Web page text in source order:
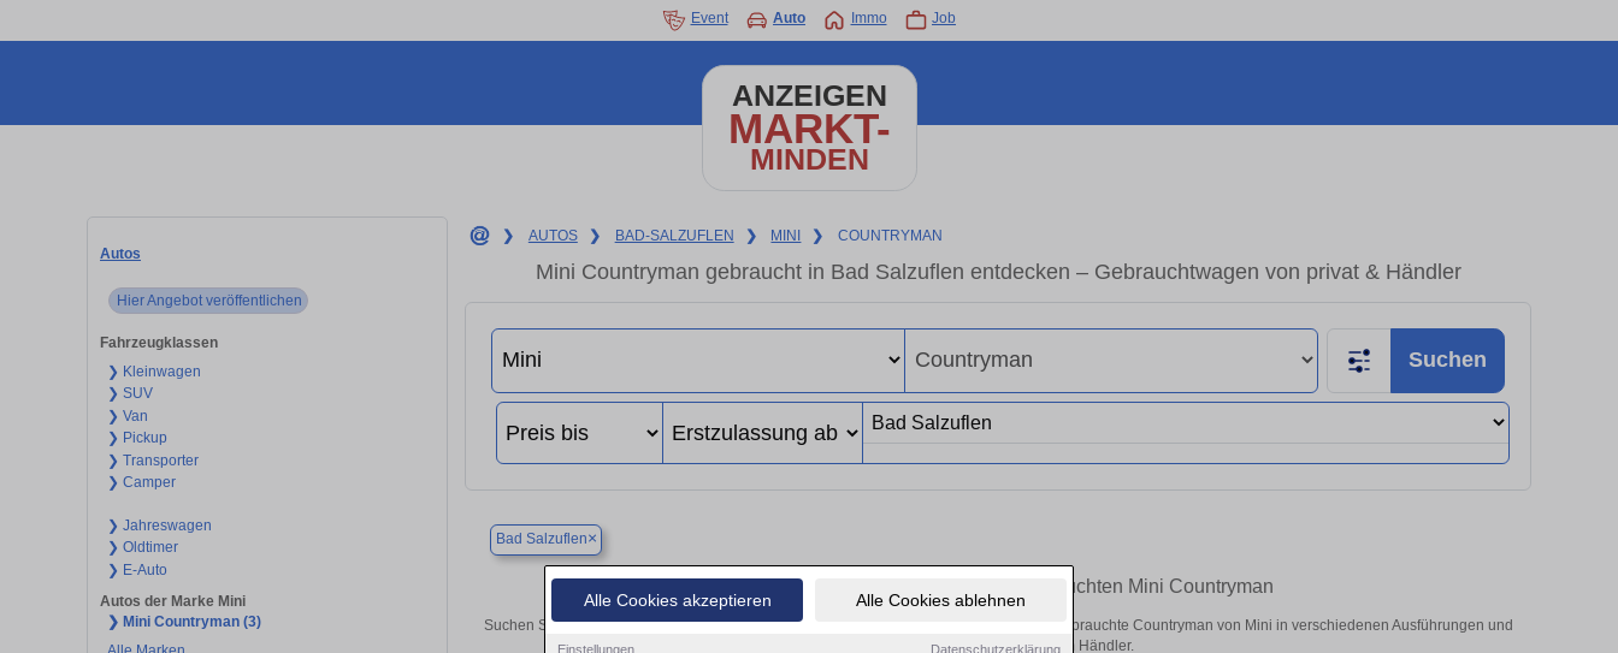
Alle Cookies akzeptieren Alle Cookies ablehnen
Einstellungen Datenschutzerklärung
Event Auto Immo Job
ANZEIGEN
MARKT-
MINDEN
Autos
Hier Angebot veröffentlichen
Fahrzeugklassen
❯ Kleinwagen
❯ SUV
❯ Van
❯ Pickup
❯ Transporter
❯ Camper
❯ Jahreswagen
❯ Oldtimer
❯ E-Auto
Autos der Marke Mini
❯ Mini Countryman (3)
❯ AUTOS ❯ BAD-SALZUFLEN ❯ MINI ❯ COUNTRYMAN
Mini Countryman gebraucht in Bad Salzuflen entdecken – Gebrauchtwagen von privat & Händler
Suchen
Bad Salzuflen×
Finden Sie in Bad Salzuflen Ihren gebrauchten Mini Countryman
Suchen Sie in Bad Salzuflen einen Mini Countryman Gebrauchtwagen? Entdecken Sie gebrauchte Countryman von Mini in verschiedenen Ausführungen und
Preisklassen von privat und vom Händler.